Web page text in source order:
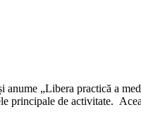
„Libera practică a
principale de activitate.